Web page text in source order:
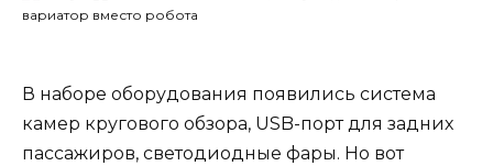
В наборе оборудования появились система
камер кругового обзора, USB-порт для задних
пассажиров, светодиодные фары. Но вот